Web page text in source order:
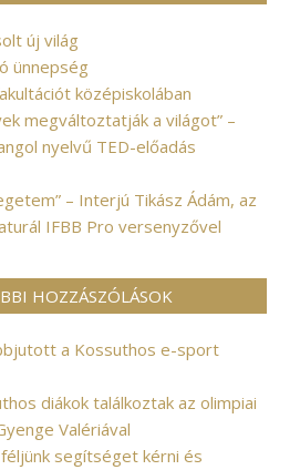
új világ
ünnepség
középiskolában
megváltoztatják a világot” –
nyelvű TED-előadás
– Interjú Tikász Ádám, az
IFBB Pro versenyzővel
HOZZÁSZÓLÁSOK
a Kossuthos e-sport
diákok találkoztak az olimpiai
Valériával
segítséget kérni és